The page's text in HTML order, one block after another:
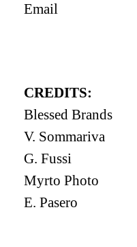
Email
CREDITS:
Blessed Brands
V. Sommariva
G. Fussi
Myrto Photo
E. Pasero